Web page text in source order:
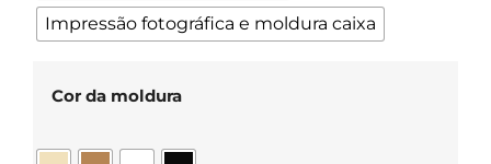
Impressão fotográfica e moldura caixa
Cor da moldura